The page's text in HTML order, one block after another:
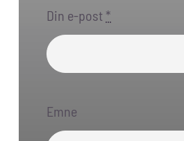
Din e-post *
Emne